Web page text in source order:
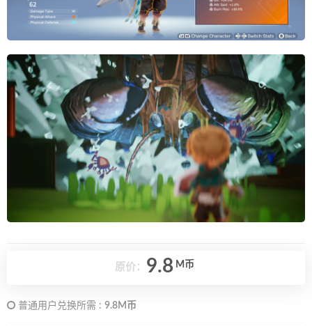
原价： 9.8 M币
普通用户兑换所需 : 9.8M币